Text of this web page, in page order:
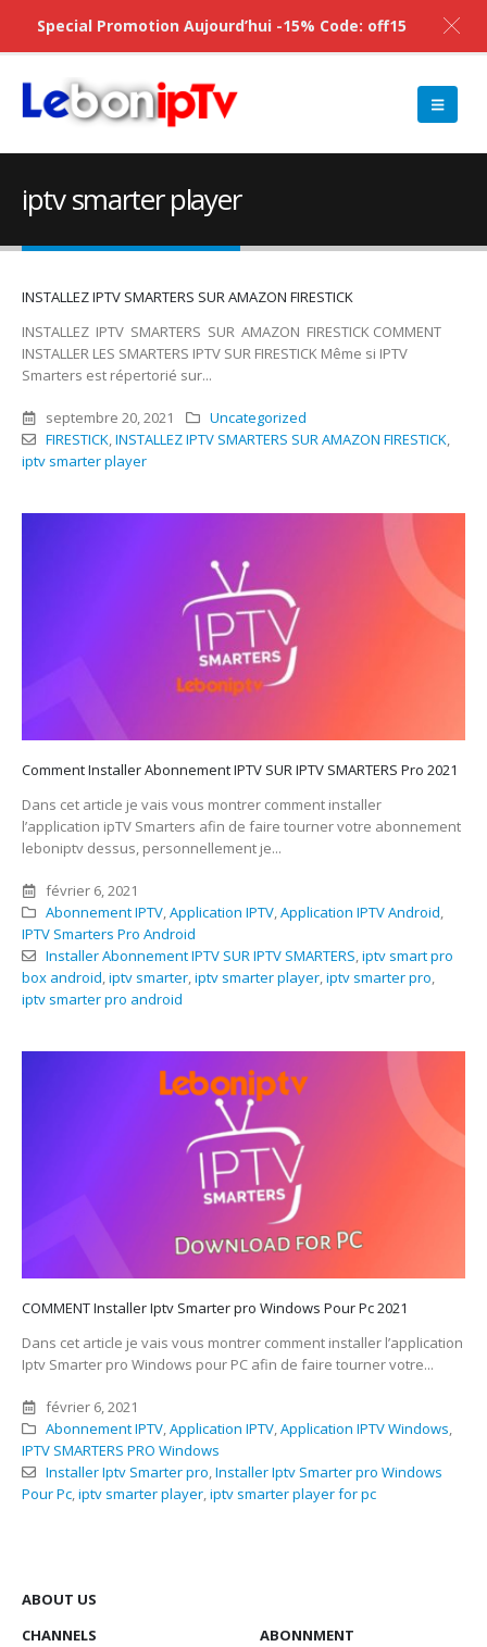
iptv smarter player
INSTALLEZ IPTV SMARTERS SUR AMAZON FIRESTICK
INSTALLEZ IPTV SMARTERS SUR AMAZON FIRESTICK COMMENT
INSTALLER LES SMARTERS IPTV SUR FIRESTICK Même si IPTV
Smarters est répertorié sur...
septembre 20, 2021
Uncategorized
FIRESTICK INSTALLEZ IPTV SMARTERS SUR AMAZON FIRESTICK
iptv smarter player
Comment Installer Abonnement IPTV SUR IPTV SMARTERS Pro 2021
Dans cet article je vais vous montrer comment installer
l’application ipTV Smarters afin de faire tourner votre abonnement
leboniptv dessus, personnellement je...
février 6, 2021
Abonnement IPTV Application IPTV Application IPTV Android
IPTV Smarters Pro Android
Installer Abonnement IPTV SUR IPTV SMARTERS iptv smart pro
box android iptv smarter iptv smarter player iptv smarter pro
iptv smarter pro android
COMMENT Installer Iptv Smarter pro Windows Pour Pc 2021
Dans cet article je vais vous montrer comment installer l’application
Iptv Smarter pro Windows pour PC afin de faire tourner votre...
février 6, 2021
Abonnement IPTV Application IPTV Application IPTV Windows
IPTV SMARTERS PRO Windows
Installer Iptv Smarter pro Installer Iptv Smarter pro Windows
Pour Pc iptv smarter player iptv smarter player for pc
ABOUT US
CHANNELS
ABONNMENT
Special Promotion Aujourd’hui -15% Code: off15